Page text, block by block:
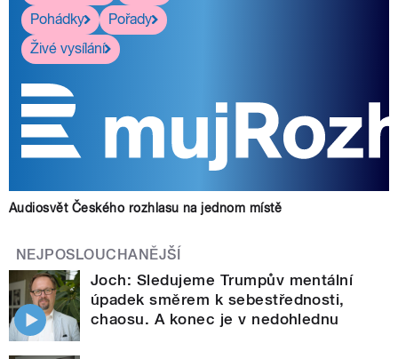
Pohádky
Pořady
Živé vysílání
Audiosvět Českého rozhlasu na jednom místě
NEJPOSLOUCHANĚJŠÍ
Joch: Sledujeme Trumpův mentální
úpadek směrem k sebestřednosti,
chaosu. A konec je v nedohlednu